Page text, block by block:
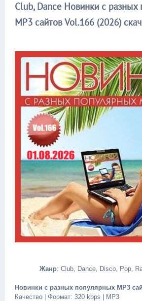
Club, Dance Новинки с разных
MP3 сайтов Vol.166 (2026)
Жанр: Club, Dance, Disco, Pop,
Новинки с разных популярных MP3
Качество | Формат: 320 kbps | MP3